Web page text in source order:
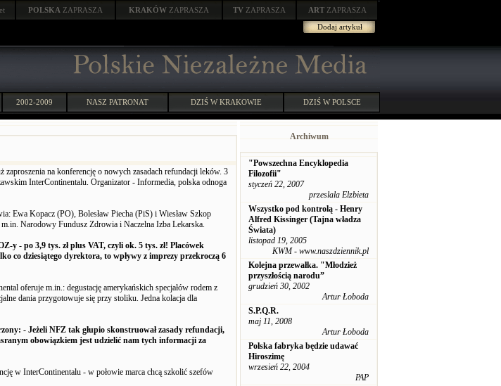
POLSKA ZAPRASZA KRAKÓW ZAPRASZA TV ZAPRASZA ART ZAPRASZA
Dodaj artykuł
2002-2009 NASZ PATRONAT DZIŚ W KRAKOWIE DZIŚ W POLSCE
na konferencję o nowych zasadach refundacji leków. 3
InterContinentalu. Organizator - Informedia, polska odnoga
Ewa Kopacz (PO), Bolesław Piecha (PiS) i Wiesław Szkop
Narodowy Fundusz Zdrowia i Naczelna Izba Lekarska.
y - po 3,9 tys. zł plus VAT, czyli ok. 5 tys. zł! Placówek
co dziesiątego dyrektora, to wpływy z imprezy przekroczą 6
oferuje m.in.: degustację amerykańskich specjałów rodem z
dania przygotowuje się przy stoliku. Jedna kolacja dla
- Jeżeli NFZ tak głupio skonstruował zasady refundacji,
obowiązkiem jest udzielić nam tych informacji za
w InterContinentalu - w połowie marca chcą szkolić szefów
Archiwum
"Powszechna Encyklopedia
Filozofii"
styczeń 22, 2007
przeslala Elzbieta
Wszystko pod kontrolą - Henry
Alfred Kissinger (Tajna władza
Świata)
listopad 19, 2005
KWM - www.naszdziennik.pl
Kolejna przewałka. "Młodzież
przyszłością narodu”
grudzień 30, 2002
Artur Łoboda
S.P.Q.R.
maj 11, 2008
Artur Łoboda
Polska fabryka będzie udawać
Hiroszimę
wrzesień 22, 2004
PAP